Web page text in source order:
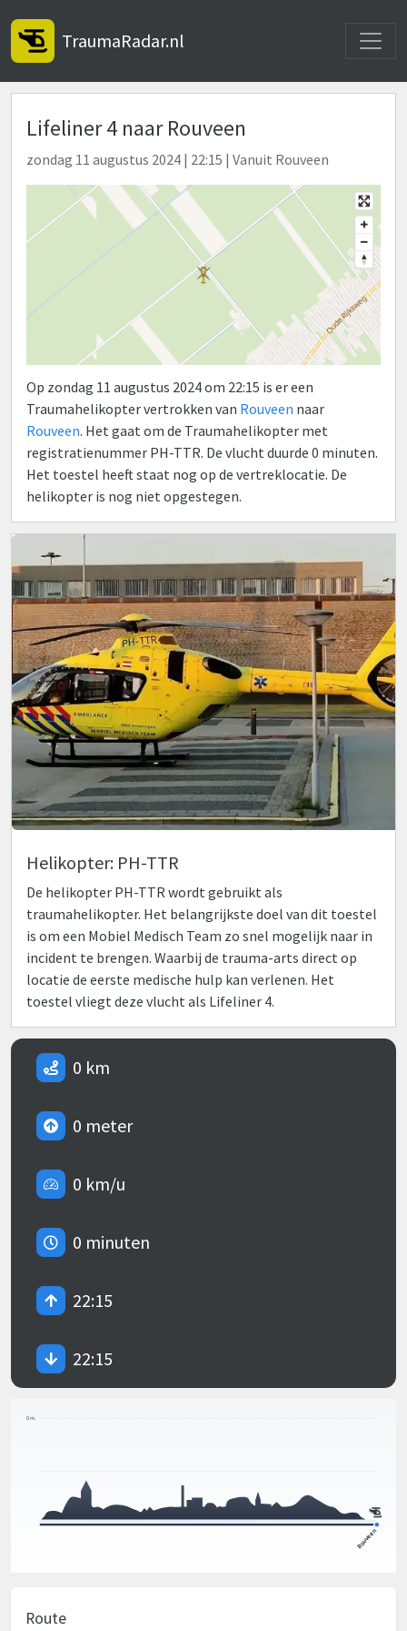
TraumaRadar.nl
Lifeliner 4 naar Rouveen
zondag 11 augustus 2024 | 22:15 | Vanuit Rouveen
Op zondag 11 augustus 2024 om 22:15 is er een
Traumahelikopter vertrokken van Rouveen naar
Rouveen. Het gaat om de Traumahelikopter met
registratienummer PH-TTR. De vlucht duurde 0 minuten.
Het toestel heeft staat nog op de vertreklocatie. De
helikopter is nog niet opgestegen.
Helikopter: PH-TTR
De helikopter PH-TTR wordt gebruikt als
traumahelikopter. Het belangrijkste doel van dit toestel
is om een Mobiel Medisch Team zo snel mogelijk naar in
incident te brengen. Waarbij de trauma-arts direct op
locatie de eerste medische hulp kan verlenen. Het
toestel vliegt deze vlucht als Lifeliner 4.
0 km
0 meter
0 km/u
0 minuten
22:15
22:15
Route